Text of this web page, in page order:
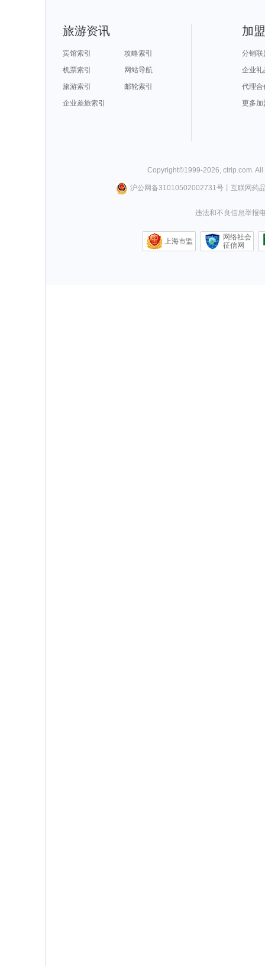
旅游资讯
宾馆索引
攻略索引
机票索引
网站导航
旅游索引
邮轮索引
企业差旅索引
加
分销联
企业礼
代理合
更多加
Copyright©1999-2026, ctrip.com.
沪公网备31010502002731号丨 互联网药
违法和不良信息举报
上海市监
网络社会
征信网